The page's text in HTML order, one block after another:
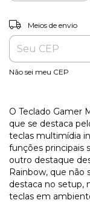
Entregas para o CEP:
Meios de envio
Não sei meu CEP
O Teclado Gamer
que se destaca
teclas multimídia
funções principais
outro destaque
Rainbow, que não
destaca no setup,
teclas em